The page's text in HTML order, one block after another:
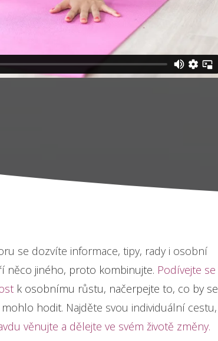
se dozvíte informace, tipy, rady i osobní
něco jiného, proto kombinujte. Podívejte se
k osobnímu růstu, načerpejte to, co by se
mohlo hodit. Najděte svou individuální cestu,
věnujte a dělejte ve svém životě změny.